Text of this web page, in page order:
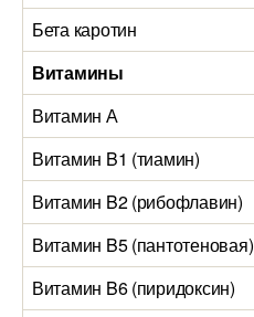
Бета каротин
Витамины
Витамин А
Витамин B1 (тиамин)
Витамин B2 (рибофлавин)
Витамин B5 (пантотеновая)
Витамин B6 (пиридоксин)